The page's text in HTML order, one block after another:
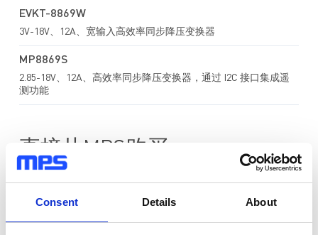
Consent Details About
EVKT-8869W
3V-18V、12A、宽输入高效率同步降压变换器
MP8869S
2.85-18V、12A、高效率同步降压变换器，通过 I2C 接口集成遥
测功能
直接从MPS购买
标准定价